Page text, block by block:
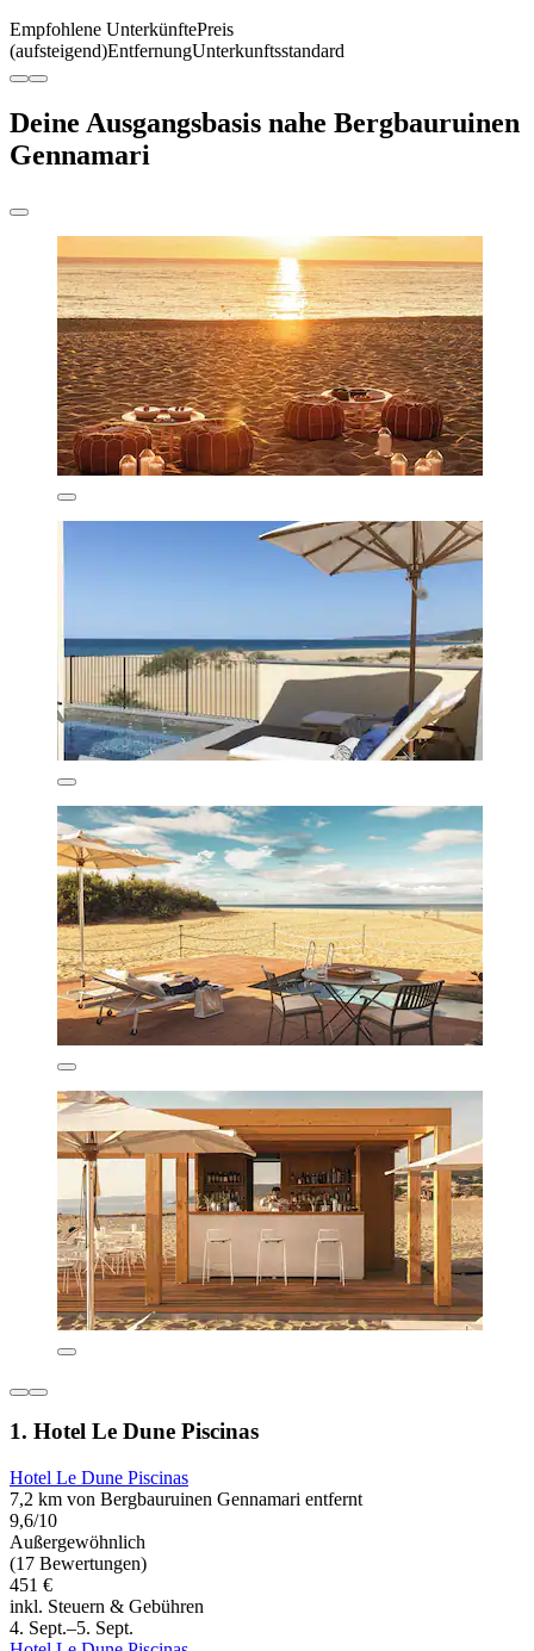
Empfohlene UnterkünftePreis
(aufsteigend)EntfernungUnterkunftsstandard
Deine Ausgangsbasis nahe Bergbauruinen
Gennamari
1. Hotel Le Dune Piscinas
Hotel Le Dune Piscinas
7,2 km von Bergbauruinen Gennamari entfernt
9,6/10
Außergewöhnlich
(17 Bewertungen)
451 €
inkl. Steuern & Gebühren
4. Sept.–5. Sept.